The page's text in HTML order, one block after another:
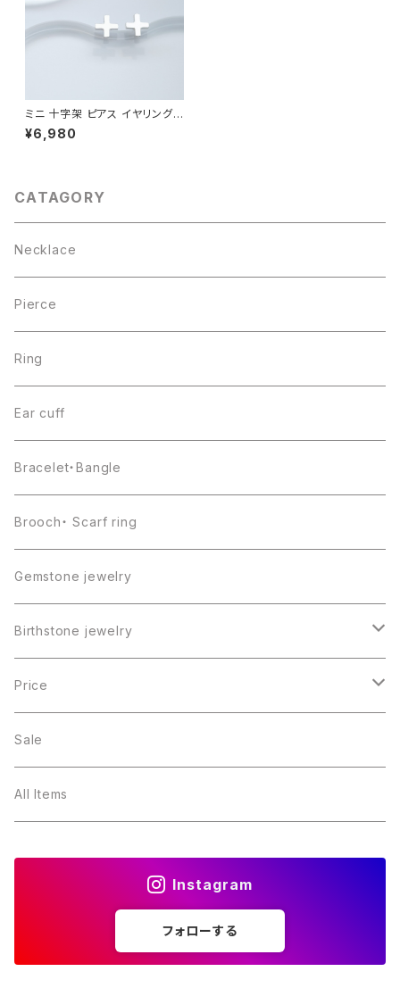
ミニ 十字架 ピアス イヤリング
シルバー925
¥6,980
CATAGORY
Necklace
Pierce
Ring
Ear cuff
Bracelet・Bangle
Brooch・ Scarf ring
Gemstone jewelry
Birthstone jewelry
１月・ガーネット
２月・アメジスト
３月・アクアマリン
Price
～5000円
～10000円
Sale
All Items
Instagram
フォローする